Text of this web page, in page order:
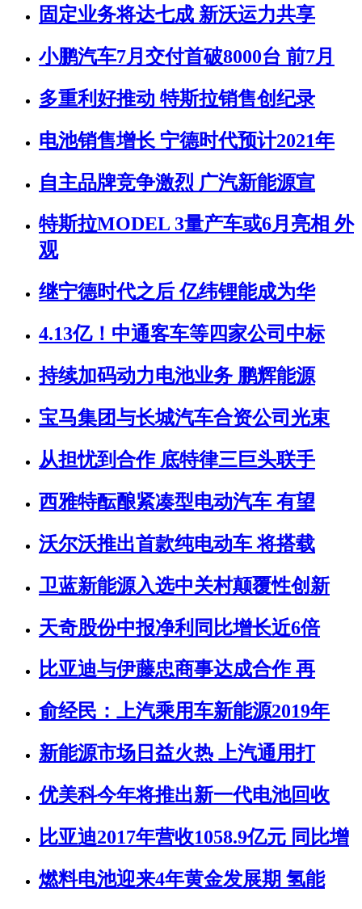
固定业务将达七成 新沃运力共享
小鹏汽车7月交付首破8000台 前7月
多重利好推动 特斯拉销售创纪录
电池销售增长 宁德时代预计2021年
自主品牌竞争激烈 广汽新能源宣
特斯拉MODEL 3量产车或6月亮相 外
观
继宁德时代之后 亿纬锂能成为华
4.13亿！中通客车等四家公司中标
持续加码动力电池业务 鹏辉能源
宝马集团与长城汽车合资公司光束
从担忧到合作 底特律三巨头联手
西雅特酝酿紧凑型电动汽车 有望
沃尔沃推出首款纯电动车 将搭载
卫蓝新能源入选中关村颠覆性创新
天奇股份中报净利同比增长近6倍
比亚迪与伊藤忠商事达成合作 再
俞经民：上汽乘用车新能源2019年
新能源市场日益火热 上汽通用打
优美科今年将推出新一代电池回收
比亚迪2017年营收1058.9亿元 同比增
燃料电池迎来4年黄金发展期 氢能